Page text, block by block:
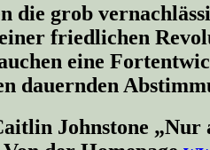
die grob
friedlichen
eine
dauernden
Johnstone „Nur